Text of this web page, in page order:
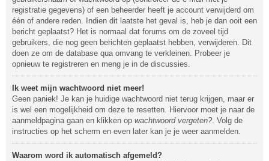
registratie gegevens) of een beheerder heeft je account verwijderd om
één of andere reden. Indien dit laatste het geval is, heb je dan ooit een
bericht geplaatst? Het is normaal dat forums om de zoveel tijd
gebruikers, die nog geen berichten geplaatst hebben, verwijderen. Dit
doen ze om de database qua omvang te verkleinen. Probeer je
opnieuw te registreren en meng je in de discussies.
Ik weet mijn wachtwoord niet meer!
Geen paniek! Je kan je huidige wachtwoord niet terug krijgen, maar er
is wel een mogelijkheid om deze te resetten. Hiervoor moet je naar de
aanmeldpagina gaan en klikken op wachtwoord vergeten?. Volg de
instructies op het scherm en even later kan je je weer aanmelden.
Waarom word ik automatisch afgemeld?